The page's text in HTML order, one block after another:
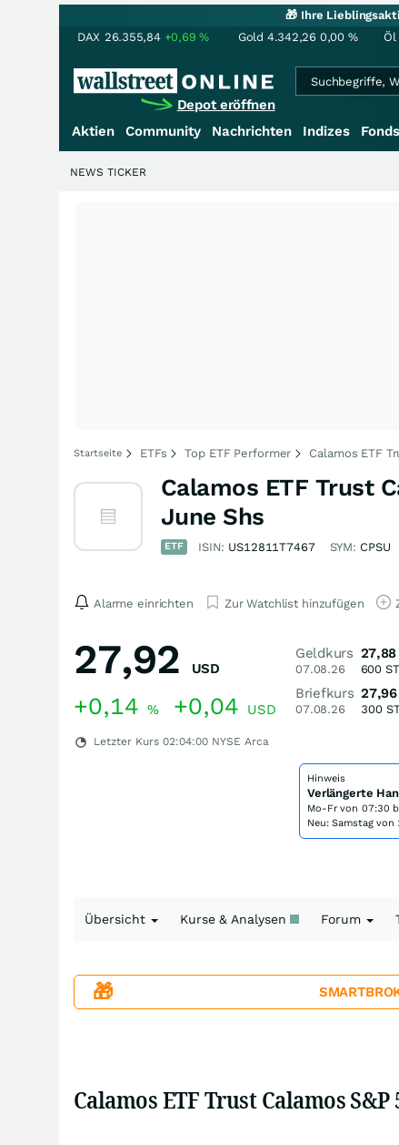
🎁 Ihre
DAX 26.355,84 +0,69% Gold 4.342,26 0,00 % Öl
Depot eröffnen
Aktien Community Nachrichten Indizes Fonds
NEWS TICKER
Startseite ETFs Top ETF Performer Calamos ETF
Calamos ETF Trust
June Shs
ETF ISIN: US12811T7467 SYM: CPSU
Alarme einrichten Zur Watchlist hinzufügen
27,92 USD
+0,14 % +0,04 USD
Letzter Kurs 02:04:00 NYSE Arca
Geldkurs
07.08.26
27,88
600
Briefkurs
07.08.26
27,96
300
Hinweis
Verlängerte
Mo-Fr von 07:30
Neu: Samstag
Übersicht Kurse & Analysen Forum
🎁
Calamos ETF Trust Calamos